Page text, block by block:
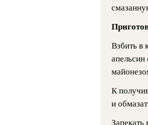
Взбить в
апельсин
К
и
Запекать